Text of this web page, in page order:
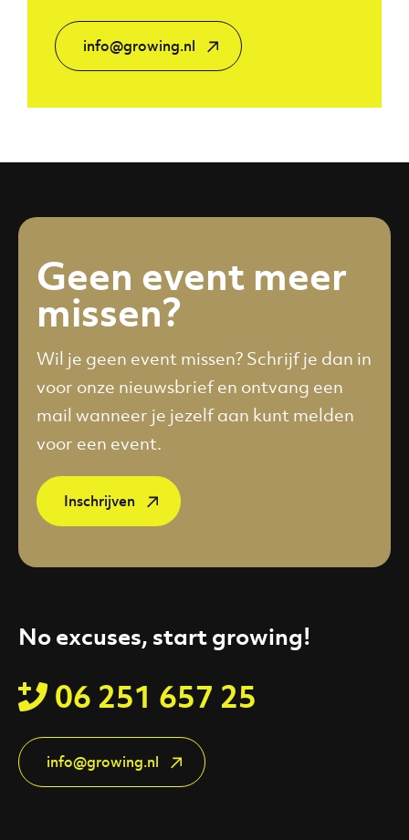
info@growing.nl
Geen event meer
missen?
Wil je geen event missen? Schrijf je dan in
voor onze nieuwsbrief en ontvang een
mail wanneer je jezelf aan kunt melden
voor een event.
Inschrijven
No excuses, start growing!
06 251 657 25
info@growing.nl